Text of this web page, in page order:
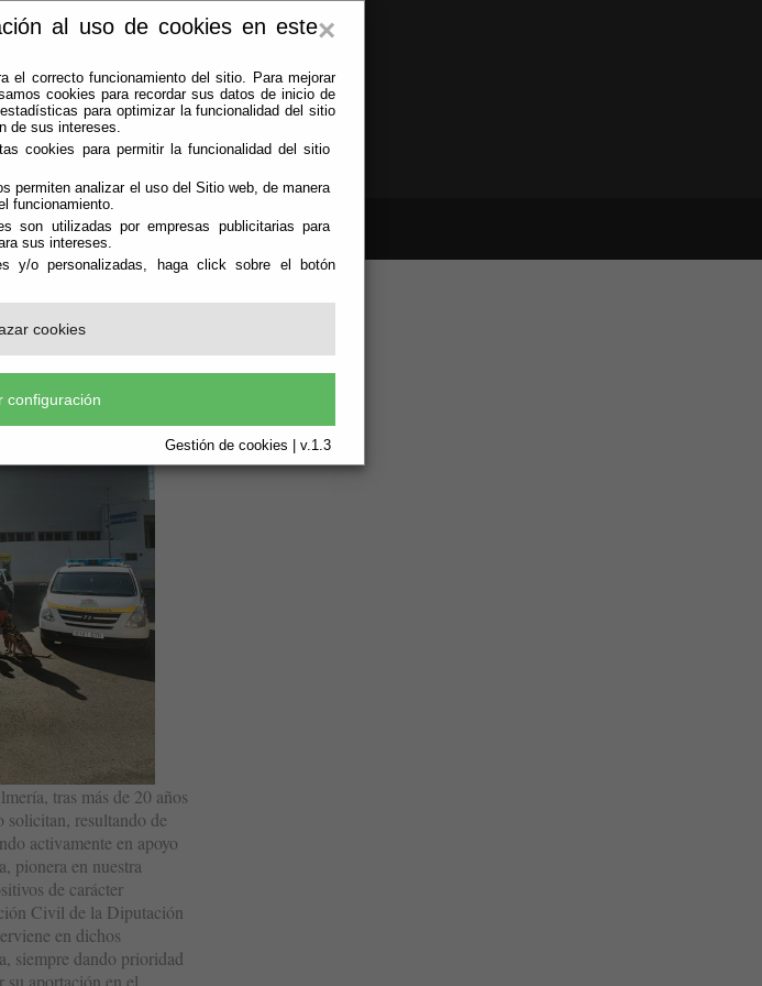
×
al uso de cookies en este
el correcto funcionamiento del sitio. Para mejorar
cookies para recordar sus datos de inicio de
para optimizar la funcionalidad del sitio
de sus intereses.
cookies para permitir la funcionalidad del sitio
permiten analizar el uso del Sitio web, de manera
funcionamiento.
son utilizadas por empresas publicitarias para
sus intereses.
y/o personalizadas, haga click sobre el botón
cookies
configuración
Gestión de cookies | v.1.3
OFICINA VIRTUAL CONTACTAR
tras más de 20 años
resultando de
activamente en apoyo
pionera en nuestra
de carácter
Civil de la Diputación
en dichos
siempre dando prioridad
su aportación en el